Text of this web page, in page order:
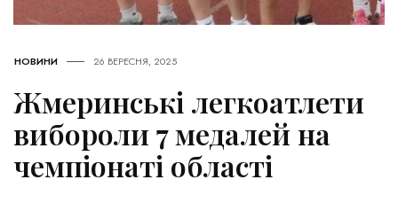
НОВИНИ 26 ВЕРЕСНЯ, 2025
Жмеринські легкоатлети
вибороли 7 медалей на
чемпіонаті області